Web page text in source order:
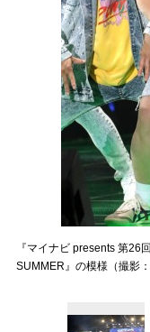
『マイナビ presents 第26
SUMMER』の模様（撮影：